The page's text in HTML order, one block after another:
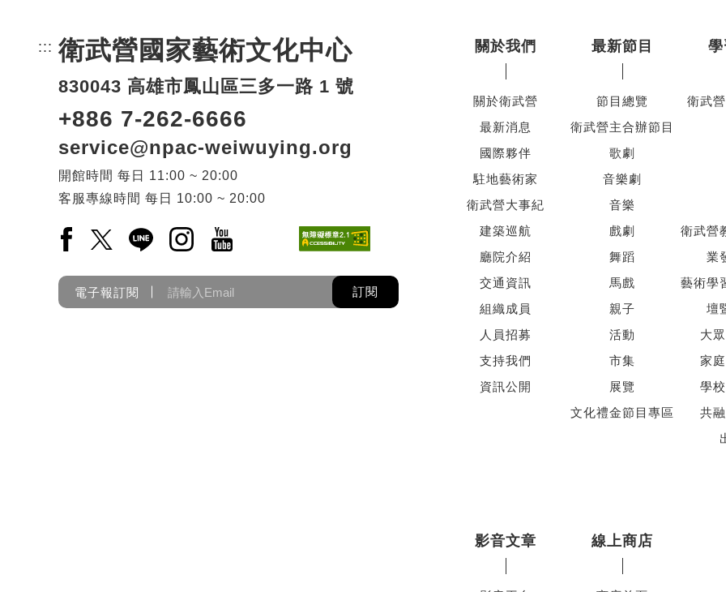
::: 頁尾網站資訊。
衛武營國家藝術文化中心
830043 高雄市鳳山區三多一路 1 號
+886 7-262-6666
service@npac-weiwuying.org
開館時間 每日
11:00 ~ 20:00
客服專線時間 每日 10:00 ~ 20:00
Facebook(另開新視窗)
X(另開新視窗)
LINE(另開新視窗)
Instagram(另開新視窗)
YouTube(另開新視窗)
電子報訂閱 訂閱
關於我們
關於衛武營
最新消息
國際夥伴
駐地藝術家
衛武營大事紀
建築巡航
廳院介紹
交通資訊
組織成員
人員招募
支持我們
資訊公開
最新節目
節目總覽
衛武營主合辦節目
歌劇
音樂劇
音樂
戲劇
舞蹈
馬戲
親子
活動
市集
展覽
文化禮金節目專區
衛武
衛武營
業
藝術學
壇
大
家
學
共
影音文章 線上商店